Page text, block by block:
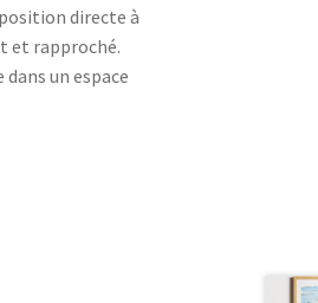
directe à
et rapproché.
un espace